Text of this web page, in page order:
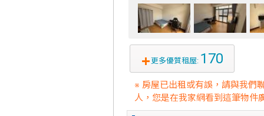
更多優質租屋: 170
※ 房屋已出租或有誤，請與我們
人，您是在我家網看到這筆物件